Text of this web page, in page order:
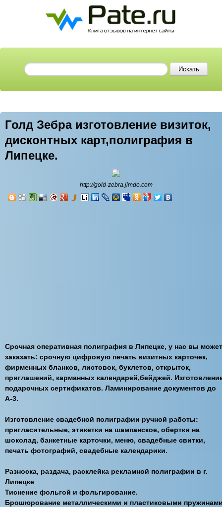
Голд Зебра изготовление визиток,
дисконтных карт,полиграфия в
Липецке.
http://gold-zebra.jimdo.com
Срочная оперативная полиграфия в Липецке, у нас вы
заказать: срочную цифровую печать визитных карточек,
фирменных бланков, листовок, буклетов, открыток,
приглашений, карманных календарей,бейджей.
подарочных сертификатов. Ламинирование документов до
А-3.
Изготовление свадебной полиграфии ручной работы:
пригласительные, этикетки на шампанское, обертки на
шоколад, банкетные карточки, меню, свадебные свитки,
печать фотографий, свадебные календарики.
Разноска, раздача, расклейка рекламной полиграфии в г.
Липецке
Тиснение фольгой и фольгирование.
Брошюрование металлическими и пластиковыми